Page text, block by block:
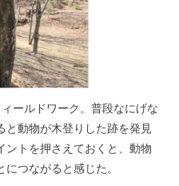
ールドワーク。普段なにげな
と動物が木登りした跡を発見
ントを押さえておくと、動物
つながると感じた。